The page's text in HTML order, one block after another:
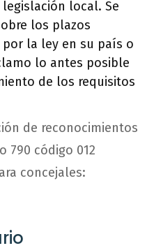
local. Se
los plazos
la ley en su país o
lo antes posible
de los requisitos
de reconocimientos
790 código 012
concejales: